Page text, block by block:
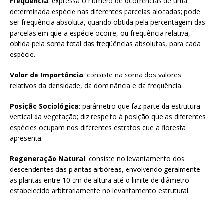
determinada espécie nas diferentes parcelas alocadas; pode
ser frequência absoluta, quando obtida pela percentagem das
parcelas em que a espécie ocorre, ou freqüência relativa,
obtida pela soma total das freqüências absolutas, para cada
espécie.
Valor de Importância: consiste na soma dos valores
relativos da densidade, da dominância e da freqüência.
Posição Sociológica: parâmetro que faz parte da estrutura
vertical da vegetação; diz respeito à posição que as diferentes
espécies ocupam nos diferentes estratos que a floresta
apresenta.
Regeneração Natural: consiste no levantamento dos
descendentes das plantas arbóreas, envolvendo geralmente
as plantas entre 10 cm de altura até o limite de diâmetro
estabelecido arbitrariamente no levantamento estrutural.